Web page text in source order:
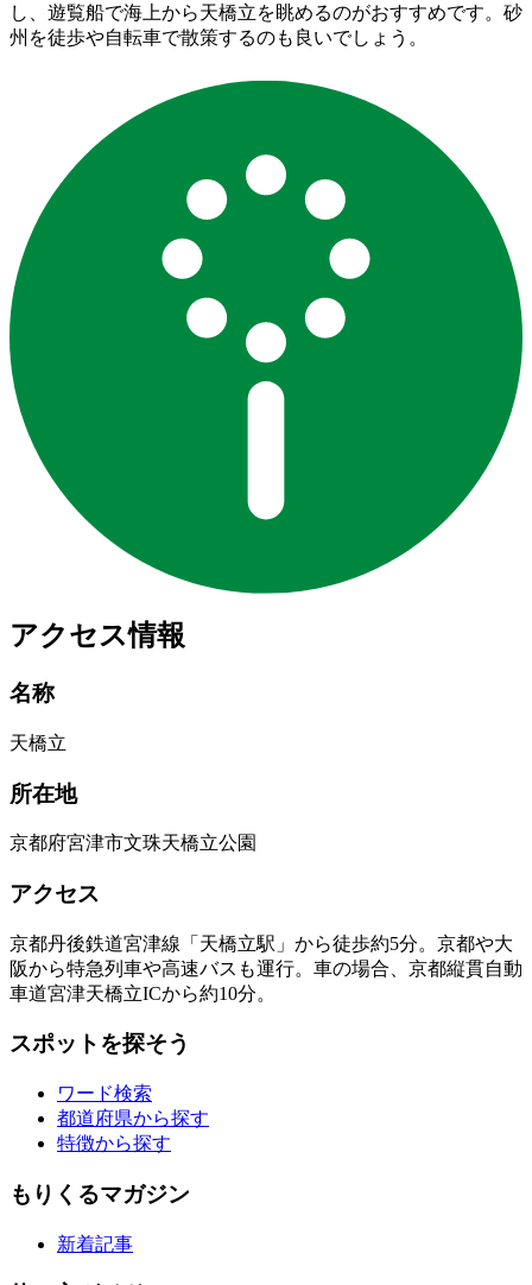
し、遊覧船で海上から天橋立を眺めるのがおすすめです。砂
州を徒歩や自転車で散策するのも良いでしょう。
アクセス情報
名称
天橋立
所在地
京都府宮津市文珠天橋立公園
アクセス
京都丹後鉄道宮津線「天橋立駅」から徒歩約5分。京都や大
阪から特急列車や高速バスも運行。車の場合、京都縦貫自動
車道宮津天橋立ICから約10分。
スポットを探そう
ワード検索
都道府県から探す
特徴から探す
もりくるマガジン
新着記事